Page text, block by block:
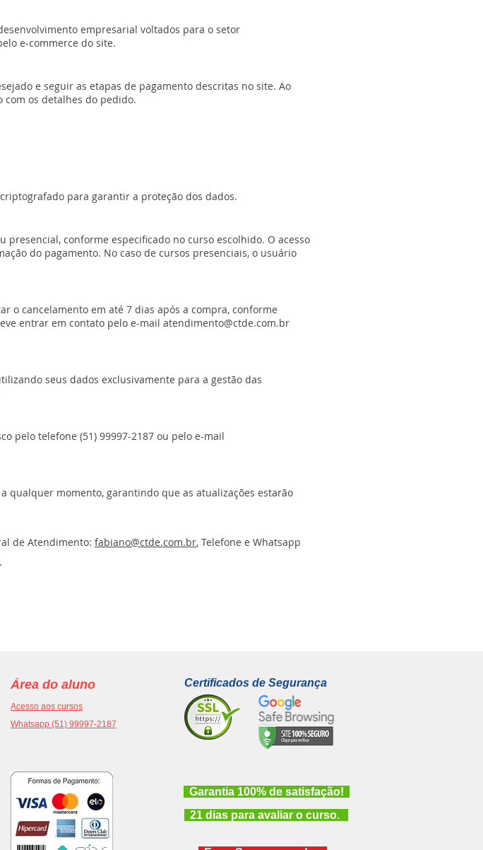
empresarial voltados para o setor
e-commerce do site.
e seguir as etapas de pagamento descritas no site. Ao
os detalhes do pedido.
para garantir a proteção dos dados.
conforme especificado no curso escolhido. O acesso
do pagamento. No caso de cursos presenciais, o usuário
o cancelamento em até 7 dias após a compra, conforme
entrar em contato pelo e-mail atendimento@ctde.com.br
seus dados exclusivamente para a gestão das
pelo telefone (51) 99997-2187 ou pelo e-mail
qualquer momento, garantindo que as atualizações estarão
de Atendimento: fabiano@ctde.com.br, Telefone e Whatsapp
.
Área do aluno
Acesso aos cursos
Whatsapp (51) 99997-2187
Certificados de Segurança
Garantia 100% de satisfação!
21 dias para avaliar o curso.